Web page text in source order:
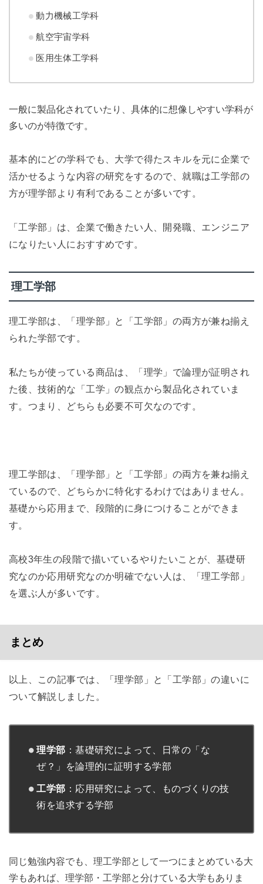
動力機械工学科
航空宇宙学科
医用生体工学科
一般に製品化されていたり、具体的に想像しやすい学科が
多いのが特徴です。
基本的にどの学科でも、大学で得たスキルを元に企業で
活かせるような内容の研究をするので、就職は工学部の
方が理学部より有利であることが多いです。
「工学部」は、企業で働きたい人、開発職、エンジニア
になりたい人におすすめです。
理工学部
理工学部は、「理学部」と「工学部」の両方が兼ね揃え
られた学部です。
私たちが使っている商品は、「理学」で論理が証明され
た後、技術的な「工学」の観点から製品化されていま
す。つまり、どちらも必要不可欠なのです。
理工学部は、「理学部」と「工学部」の両方を兼ね揃え
ているので、どちらかに特化するわけではありません。
基礎から応用まで、段階的に身につけることができま
す。
高校3年生の段階で描いているやりたいことが、基礎研
究なのか応用研究なのか明確でない人は、「理工学部」
を選ぶ人が多いです。
まとめ
以上、この記事では、「理学部」と「工学部」の違いに
ついて解説しました。
理学部 ：基礎研究によって、日常の「な
ぜ？」を論理的に証明する学部
工学部 ：応用研究によって、ものづくりの技
術を追求する学部
同じ勉強内容でも、理工学部として一つにまとめている大
学もあれば、理学部・工学部と分けている大学もありま